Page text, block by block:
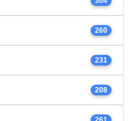
260
231
208